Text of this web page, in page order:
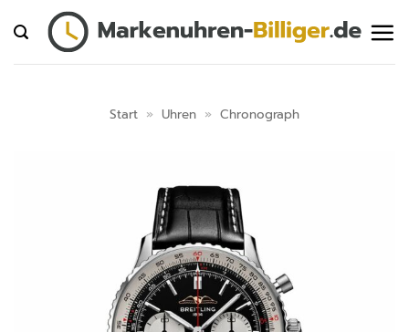
Inhalt
springen
Start » Uhren » Chronograph